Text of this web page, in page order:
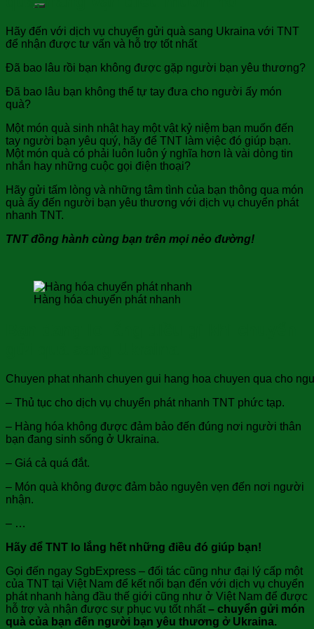
Hãy đến với dịch vụ chuyển gửi quà sang Ukraina với TNT
để nhận được tư vấn và hỗ trợ tốt nhất
Đã bao lâu rồi bạn không được gặp người bạn yêu thương?
Đã bao lâu bạn không thể tự tay đưa cho người ấy món
quà?
Một món quà sinh nhật hay một vật kỷ niệm bạn muốn đến
tay người bạn yêu quý, hãy để TNT làm việc đó giúp bạn.
Một món quà có phải luôn luôn ý nghĩa hơn là vài dòng tin
nhắn hay những cuộc gọi điện thoại?
Hãy gửi tấm lòng và những tâm tình của bạn thông qua món
quà ấy đến người bạn yêu thương với dịch vụ chuyển phát
nhanh TNT.
TNT đồng hành cùng bạn trên mọi nẻo đường!
Hàng hóa chuyển phát nhanh
Chuyen phat nhanh chuyen gui hang hoa chuyen qua cho
– Thủ tục cho dịch vụ chuyển phát nhanh TNT phức tạp.
– Hàng hóa không được đảm bảo đến đúng nơi người thân
bạn đang sinh sống ở Ukraina.
– Giá cả quá đắt.
– Món quà không được đảm bảo nguyên vẹn đến nơi người
nhận.
– …
Hãy để TNT lo lắng hết những điều đó giúp bạn!
Gọi đến ngay SgbExpress – đối tác cũng như đại lý cấp một
của TNT tại Việt Nam để kết nối bạn đến với dịch vụ chuyển
phát nhanh hàng đầu thế giới cũng như ở Việt Nam để được
hỗ trợ và nhận được sự phục vụ tốt nhất– chuyển gửi món
quà của bạn đến người bạn yêu thương ở Ukraina.